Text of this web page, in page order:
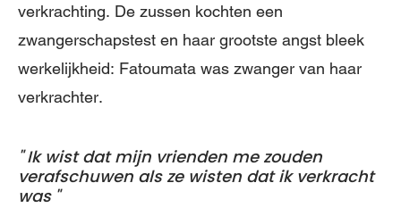
verkrachting. De zussen kochten een
zwangerschapstest en haar grootste angst bleek
werkelijkheid: Fatoumata was zwanger van haar
verkrachter.
Ik wist dat mijn vrienden me zouden
verafschuwen als ze wisten dat ik verkracht
was